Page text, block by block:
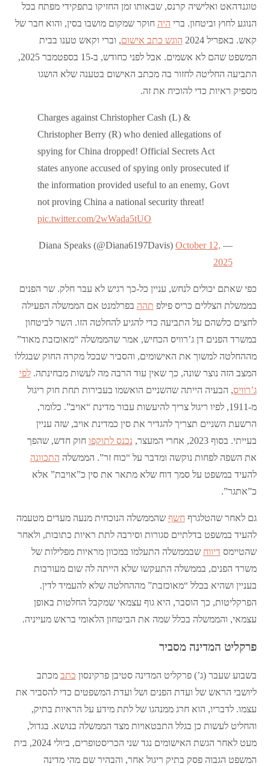
טוגנדהאט ואלישיה קרנס, שבאותו זמן החזיקו בתפקידי מפתח בכל
הנוגע לחוץ וביטחון. ברי היה חוקר שמקום מושבו בסין, והוא חבר של
קאש. באפריל 2024
הוגש כתב אישום, וברי וקאש טענו בבית
המשפט שהם לא אשמים. אבל לפני כחודש, ב-15 בספטמבר 2025,
התביעה החליטה לחזור בה מכתב האישום בטענה שלא הושגו
מספיק ראיות כדי להוכיח את זה.
Charges against Christopher Cash (L) &
Christopher Berry (R) who denied allegations of
spying for China dropped! Official Secrets Act
states anyone accused of spying only prosecuted if
the information provided useful to an enemy, Govt
not proving China a national security threat!
pic.twitter.com/2wWada5tUO
— Diana Speaks (@Diana6197Davis)
October 12,
2025
כפי שאתם יכולים לנחש, עניין כל-כך רגיש לא עבר חלק. שר הפנים
בממשלת הצללים כריס פילפ תהה בפרלמנט אם הממשלה הפעילה
לחצים כלשהם על התביעה כדי להגיע להחלטה הזו. השר לביטחון
במשרד הפנים דן ג’רוויס הכחיש, אמר שהממשלה “מאוכזבת מאוד”
מההחלטה למשוך את האישומים, והסביר שבכל מקרה החוק שבגללו
המצב הזה נוצר שונה, כך שאין עוד הרבה מה לעשות מבחינתה.לפי
ג’רוויס, הבעיה הייתה שהשניים הואשמו בעבירות תחת חוק ריגול
מ-1911, לפיו ריגול צריך להיעשות עבור מדינת “אויב”. כלומר,
הרשעת השניים תצריך להגדיר את סין כמדינת אויב, שזה עניין
בעייתי. בסוף 2023, אחרי המעצר,
נכנס לתוקפו חוק חדש, שהפך
את השפה לפחות נוקשה ומדבר על “כוח זר”. הממשלה התכוונה
להעיד במשפט על סמך דוח שלא מתאר את סין כ”אויבת” אלא
כ”אתגר”.
גם לאחר שהטלגרףחשף שהממשלה הנוכחית מנעה מעדים מטעמה
להעיד במשפט בדלתיים סגורות וסירבה לתת ראיות כתובות, ולאחר
שהטיימס דיווח שבממשלה התעלמו במכוון מראיות מפלילות של
משרד הפנים, בממשלה התעקשו שלא הייתה לה שום מעורבות
בעניין ושהיא בכלל “מאוכזבת” מההחלטה שלא להעמיד לדין.
הפרקליטות, כך הוסבר, היא גוף עצמאי שמקבל החלטות באופן
עצמאי, והממשלה בכלל שמה את הביטחון הלאומי בראש מעייניה.
פרקליט המדינה מסביר
בשבוע שעבר (ג’) פרקליט המדינה סטיבן פרקינסון כתב מכתב
ליושבי הראש של ועדת הפנים ושל ועדת המשפטים כדי להסביר את
עצמו. לדבריו, הוא חרג ממנהגו של לתת מידע על הראיות בתיק,
והחליט לעשות כן בגלל התבטאויות מצד הממשלה בנושא. בגדול,
מעט לאחר הגשת האישומים נגד שני הכריסטופרים, ביולי 2024, בית
המשפט הגבוה פסק בתיק ריגול אחר, והבהיר שם מהי מדינה